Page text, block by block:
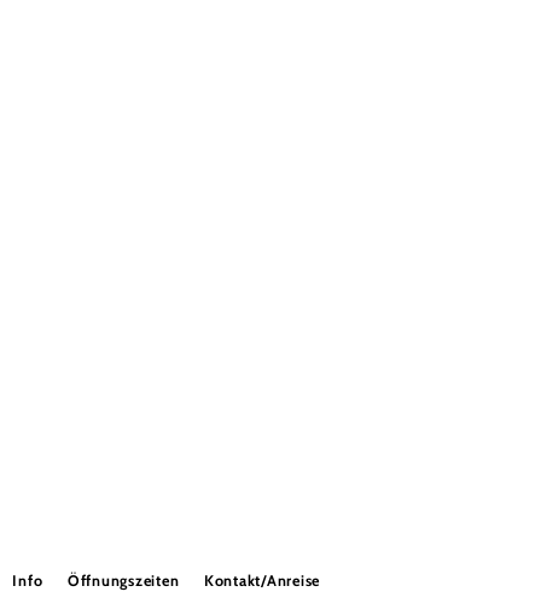
Info Öffnungszeiten Kontakt/Anreise